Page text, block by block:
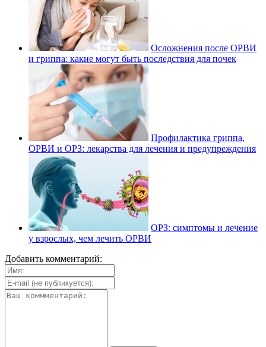
Осложнения после ОРВИ
и гриппа: какие могут быть последствия для почек
Профилактика гриппа,
ОРВИ и ОРЗ: лекарства для лечения и предупреждения
ОРЗ: симптомы и лечение
у взрослых, чем лечить ОРВИ
Добавить комментарий: